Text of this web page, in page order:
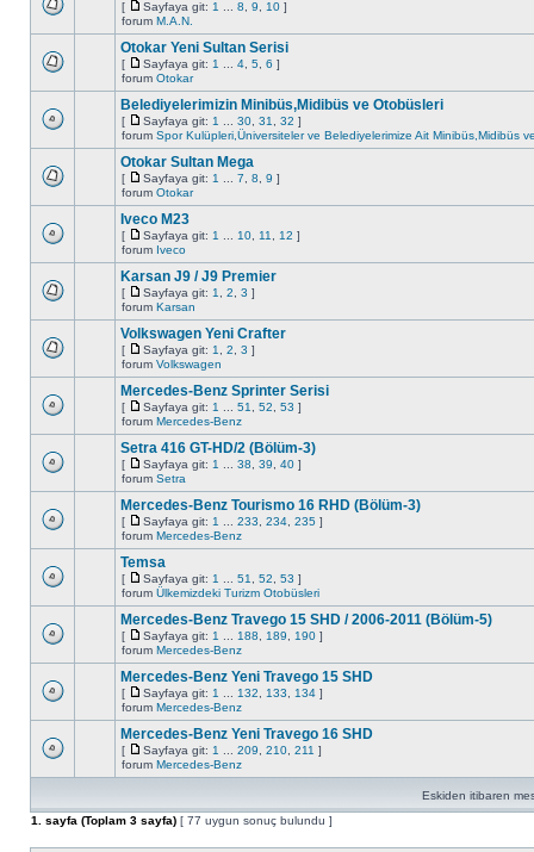
[ Sayfaya git: 1 8 9 10 ]
forum M.A.N.
Otokar Yeni Sultan Serisi
[ Sayfaya git: 1 4 5 6 ]
forum Otokar
Belediyelerimizin Minibüs,Midibüs ve Otobüsleri
[ Sayfaya git: 1 30 31 32 ]
forum Spor Kulüpleri,Üniversiteler ve Belediyelerimize Ait Minibüs,Midibüs
Otokar Sultan Mega
[ Sayfaya git: 1 7 8 9 ]
forum Otokar
Iveco M23
[ Sayfaya git: 1 10 11 12 ]
forum Iveco
Karsan J9 / J9 Premier
[ Sayfaya git: 1 2 3 ]
forum Karsan
Volkswagen Yeni Crafter
[ Sayfaya git: 1 2 3 ]
forum Volkswagen
Mercedes-Benz Sprinter Serisi
[ Sayfaya git: 1 51 52 53 ]
forum Mercedes-Benz
Setra 416 GT-HD/2 (Bölüm-3)
[ Sayfaya git: 1 38 39 40 ]
forum Setra
Mercedes-Benz Tourismo 16 RHD (Bölüm-3)
[ Sayfaya git: 1 233 234 235 ]
forum Mercedes-Benz
Temsa
[ Sayfaya git: 1 51 52 53 ]
forum Ülkemizdeki Turizm Otobüsleri
Mercedes-Benz Travego 15 SHD / 2006-2011 (Bölüm-5)
[ Sayfaya git: 1 188 189 190 ]
forum Mercedes-Benz
Mercedes-Benz Yeni Travego 15 SHD
[ Sayfaya git: 1 132 133 134 ]
forum Mercedes-Benz
Mercedes-Benz Yeni Travego 16 SHD
[ Sayfaya git: 1 209 210 211 ]
forum Mercedes-Benz
Eskiden itibaren
1
. sayfa (Toplam 3 sayfa) [ 77 uygun sonuç bulundu ]